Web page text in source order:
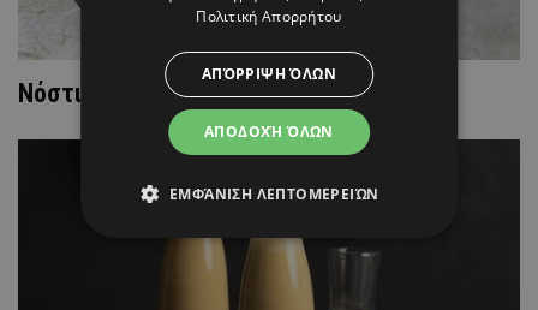
Nόστιμη συνταγή ριζότο με θαλασσινά
Πολιτική Απορρήτου
ΑΠΟΔΟΧΉ ΌΛΩΝ
ΑΠΌΡΡΙΨΗ ΌΛΩΝ
ΕΜΦΆΝΙΣΗ ΛΕΠΤΟΜΕΡΕΙΏΝ